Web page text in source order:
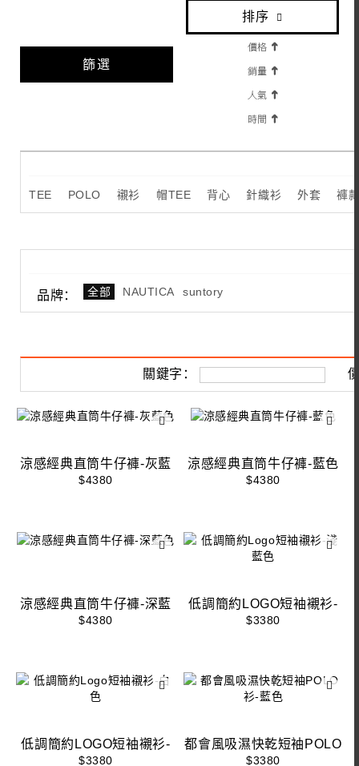
篩選
排序
TEE POLO 襯衫 帽TEE 背心 針織衫 外套 褲
品牌： 全部 NAUTICA suntory
關鍵字： 價
涼感經典直筒牛仔褲-灰藍
色
$4380
涼感經典直筒牛仔褲-藍色
$4380
涼感經典直筒牛仔褲-深藍
色
$4380
低調簡約LOGO短袖襯衫-
淺藍色
$3380
低調簡約LOGO短袖襯衫-
白色
$3380
都會風吸濕快乾短袖POLO
衫-藍色
$3380